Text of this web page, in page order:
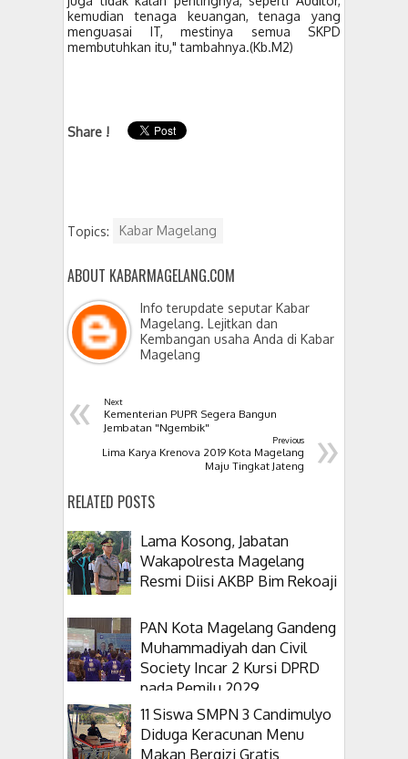
kemudian tenaga keuangan, tenaga yang
menguasai IT, mestinya semua SKPD
membutuhkan itu," tambahnya.(Kb.M2)
Share !
Topics: Kabar Magelang
ABOUT KABARMAGELANG.COM
Info terupdate seputar Kabar
Magelang. Lejitkan dan
Kembangan usaha Anda di Kabar
Magelang
« Next
Kementerian PUPR Segera Bangun
Jembatan "Ngembik"
»
Previous
Lima Karya Krenova 2019 Kota Magelang
Maju Tingkat Jateng
RELATED POSTS
Lama Kosong, Jabatan
Wakapolresta Magelang
Resmi Diisi AKBP Bim Rekoaji
PAN Kota Magelang Gandeng
Muhammadiyah dan Civil
Society Incar 2 Kursi DPRD
pada Pemilu 2029
11 Siswa SMPN 3 Candimulyo
Diduga Keracunan Menu
Makan Bergizi Gratis